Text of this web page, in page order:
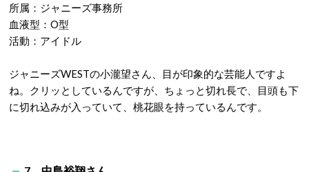
所属：ジャニーズ事務所
血液型：O型
活動：アイドル
ジャニーズWESTの小瀧望さん、目が印象的な芸能人ですよ
ね。クリッとしているんですが、ちょっと切れ長で、目頭も下
に切れ込みが入っていて、桃花眼を持っているんです。